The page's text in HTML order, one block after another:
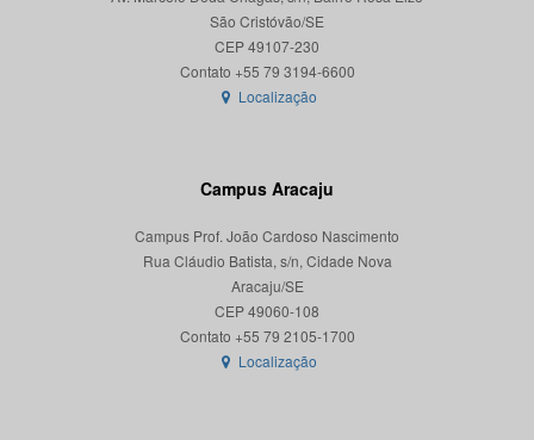
São Cristóvão/SE
CEP 49107-230
Localização
Campus Aracaju
Campus Prof. João Cardoso Nascimento
Rua Cláudio Batista, s/n, Cidade Nova
Aracaju/SE
CEP 49060-108
Localização